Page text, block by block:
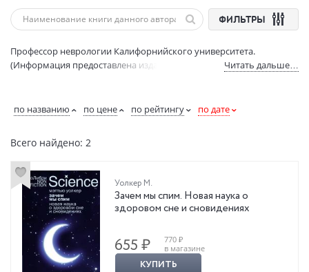
ФИЛЬТРЫ
Профессор неврологии Калифорнийского университета.
(Информация предоставлена издательством "Азбука-Аттикус").
Читать дальше…
по названию по цене по рейтингу по дате
Всего найдено: 2
Уолкер М.
Зачем мы спим. Новая наука о
здоровом сне и сновидениях
655 ₽
770 ₽
в магазине
КУПИТЬ